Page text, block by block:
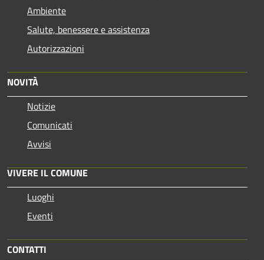
Ambiente
Salute, benessere e assistenza
Autorizzazioni
NOVITÀ
Notizie
Comunicati
Avvisi
VIVERE IL COMUNE
Luoghi
Eventi
CONTATTI